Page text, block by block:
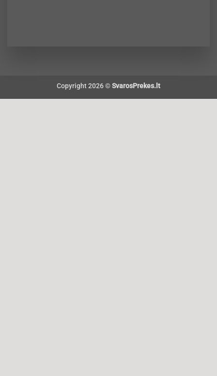
Copyright 2026 ©SvarosPrekes.lt